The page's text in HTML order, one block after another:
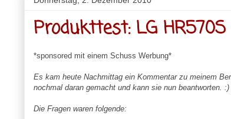
Produkttest: LG
*sponsored mit einem Schuss Werbung*
Es kam heute Nachmittag ein Kommentar zu meinem
nochmal daran gemacht und kann sie nun beantworten. :)
Die Fragen waren folgende: